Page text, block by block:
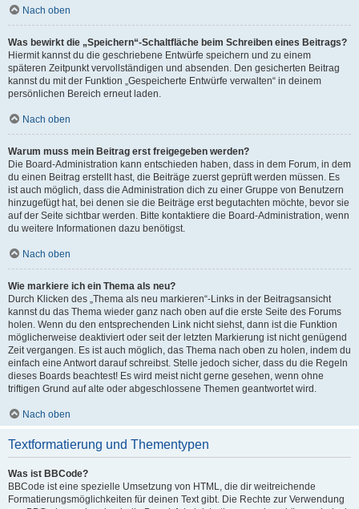
Nach oben
Was bewirkt die „Speichern“-Schaltfläche beim Schreiben eines Beitrags?
Hiermit kannst du die geschriebene Entwürfe speichern und zu einem
späteren Zeitpunkt vervollständigen und absenden. Den gesicherten Beitrag
kannst du mit der Funktion „Gespeicherte Entwürfe verwalten“ in deinem
persönlichen Bereich erneut laden.
Nach oben
Warum muss mein Beitrag erst freigegeben werden?
Die Board-Administration kann entschieden haben, dass in dem Forum, in dem
du einen Beitrag erstellt hast, die Beiträge zuerst geprüft werden müssen. Es
ist auch möglich, dass die Administration dich zu einer Gruppe von Benutzern
hinzugefügt hat, bei denen sie die Beiträge erst begutachten möchte, bevor sie
auf der Seite sichtbar werden. Bitte kontaktiere die Board-Administration, wenn
du weitere Informationen dazu benötigst.
Nach oben
Wie markiere ich ein Thema als neu?
Durch Klicken des „Thema als neu markieren“-Links in der Beitragsansicht
kannst du das Thema wieder ganz nach oben auf die erste Seite des Forums
holen. Wenn du den entsprechenden Link nicht siehst, dann ist die Funktion
möglicherweise deaktiviert oder seit der letzten Markierung ist nicht genügend
Zeit vergangen. Es ist auch möglich, das Thema nach oben zu holen, indem du
einfach eine Antwort darauf schreibst. Stelle jedoch sicher, dass du die Regeln
dieses Boards beachtest! Es wird meist nicht gerne gesehen, wenn ohne
triftigen Grund auf alte oder abgeschlossene Themen geantwortet wird.
Nach oben
Textformatierung und Thementypen
Was ist BBCode?
BBCode ist eine spezielle Umsetzung von HTML, die dir weitreichende
Formatierungsmöglichkeiten für deinen Text gibt. Die Rechte zur Verwendung